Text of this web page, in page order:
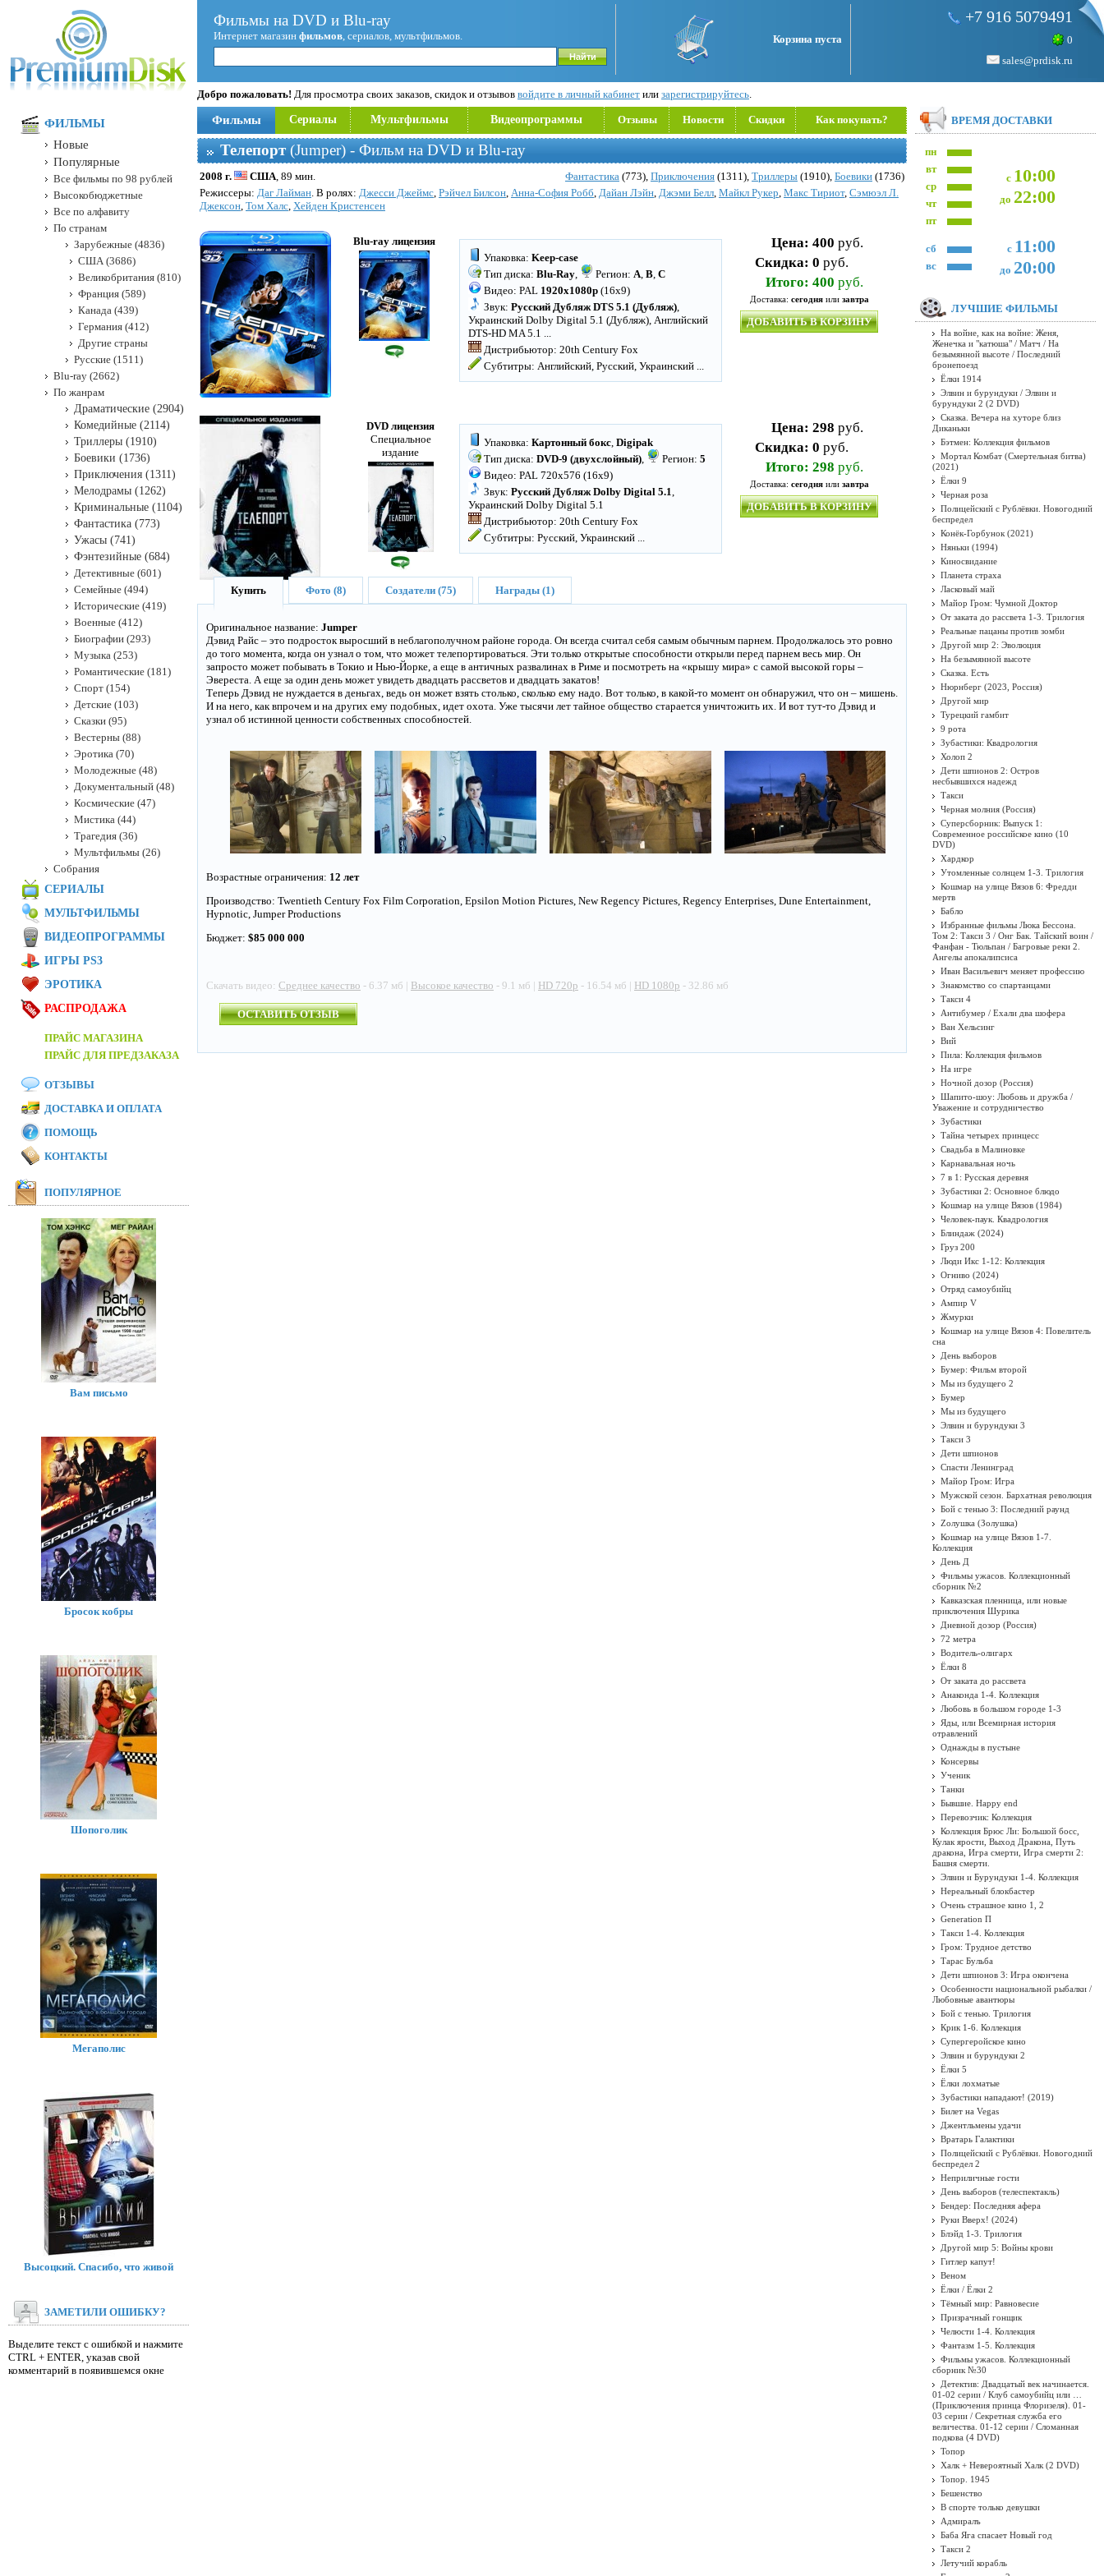
Фильмы на DVD и Blu-ray
Интернет магазин фильмов, сериалов, мультфильмов. Корзина пуста
+7 916 5079491
0
sales@prdisk.ru
Добро пожаловать! Для просмотра своих заказов, скидок и отзывов войдите в личный кабинет или зарегистрируйтесь.
Фильмы Сериалы Мультфильмы Видеопрограммы Отзывы Новости Скидки Как покупать?
Телепорт(Jumper) - Фильм на DVD и Blu-ray
2008 г. США, 89 мин. Фантастика (773), Приключения (1311), Триллеры (1910), Боевики (1736)
Режисcеры: Даг Лайман. В ролях: Джесси Джеймс, Рэйчел Билсон, Анна-Cофия Робб, Дайан Лэйн, Джэми Белл, Майкл Рукер, Макс Тириот, Сэмюэл Л.
Джексон, Том Халс, Хейден Кристенсен
Blu-ray лицензия
Упаковка: Keep-case
Тип диска: Blu-Ray, Регион: A, B, C
Видео: PAL 1920x1080p (16x9)
Звук: Русский Дубляж DTS 5.1 (Дубляж),
Украинский Dolby Digital 5.1 (Дубляж), Английский
DTS-HD MA 5.1 ...
Дистрибьютор: 20th Century Fox
Субтитры: Английский, Русский, Украинский ...
Цена: 400 руб.
Скидка: 0 руб.
Итого: 400 руб.
Доставка: сегодняили завтра
ДОБАВИТЬ В КОРЗИНУ
DVD лицензия
Специальное
издание
Упаковка: Картонный бокс, Digipak
Тип диска: DVD-9 (двухслойный), Регион: 5
Видео: PAL 720x576 (16x9)
Звук: Русский Дубляж Dolby Digital 5.1,
Украинский Dolby Digital 5.1
Дистрибьютор: 20th Century Fox
Субтитры: Русский, Украинский ...
Цена: 298 руб.
Скидка: 0 руб.
Итого: 298 руб.
Доставка: сегодняили завтра
ДОБАВИТЬ В КОРЗИНУ
Купить Фото (8) Создатели (75) Награды (1)
Оригинальное название: Jumper
Дэвид Райс – это подросток выросший в неблагополучном районе города. Он всегда считал себя самым обычным парнем. Продолжалось это ровно
до того момента, когда он узнал о том, что может телепортироваться. Эти только открытые способности открыли перед парнем весь мир. Он
запросто может побывать в Токио и Нью-Йорке, а еще в античных развалинах в Риме и посмотреть на «крышу мира» с самой высокой горы –
Эвереста. А еще за один день может увидеть двадцать рассветов и двадцать закатов!
Теперь Дэвид не нуждается в деньгах, ведь он может взять столько, сколько ему надо. Вот только, в какой-то момент он обнаружил, что он – мишень.
И на него, как впрочем и на других ему подобных, идет охота. Уже тысячи лет тайное общество старается уничтожить их. И вот тут-то Дэвид и
узнал об истинной ценности собственных способностей.
Возрастные ограничения: 12 лет
Производство: Twentieth Century Fox Film Corporation, Epsilon Motion Pictures, New Regency Pictures, Regency Enterprises, Dune Entertainment,
Hypnotic, Jumper Productions
Бюджет: $85 000 000
Скачать видео: Среднее качество - 6.37 мб | Высокое качество - 9.1 мб | HD 720p - 16.54 мб | HD 1080p - 32.86 мб
ОСТАВИТЬ ОТЗЫВ
ФИЛЬМЫ
Новые
Популярные
Все фильмы по 98 рублей
Высокобюджетные
Все по алфавиту
По странам
Зарубежные (4836)
США (3686)
Великобритания (810)
Франция (589)
Канада (439)
Германия (412)
Другие страны
Русские (1511)
Blu-ray (2662)
По жанрам
Драматические (2904)
Комедийные (2114)
Триллеры (1910)
Боевики (1736)
Приключения (1311)
Мелодрамы (1262)
Криминальные (1104)
Фантастика (773)
Ужасы (741)
Фэнтезийные (684)
Детективные (601)
Семейные (494)
Исторические (419)
Военные (412)
Биографии (293)
Музыка (253)
Романтические (181)
Спорт (154)
Детские (103)
Сказки (95)
Вестерны (88)
Эротика (70)
Молодежные (48)
Документальный (48)
Космические (47)
Мистика (44)
Трагедия (36)
Мультфильмы (26)
Собрания
СЕРИАЛЫ
МУЛЬТФИЛЬМЫ
ВИДЕОПРОГРАММЫ
ИГРЫ PS3
ЭРОТИКА
РАСПРОДАЖА
ПРАЙС МАГАЗИНА
ПРАЙС ДЛЯ ПРЕДЗАКАЗА
ОТЗЫВЫ
ДОСТАВКА И ОПЛАТА
ПОМОЩЬ
КОНТАКТЫ
ПОПУЛЯРНОЕ
Вам письмо
Бросок кобры
Шопоголик
Мегаполис
Высоцкий. Спасибо, что живой
ЗАМЕТИЛИ ОШИБКУ?
Выделите текст с ошибкой и нажмите
CTRL + ENTER, указав свой
комментарий в появившемся окне
ВРЕМЯ ДОСТАВКИ
пн
с 10:00
до 22:00
вт
ср
чт
пт
с 11:00
до 20:00
сб
вс
ЛУЧШИЕ ФИЛЬМЫ
На войне, как на войне: Женя,
Женечка и "катюша" / Матч / На
безымянной высоте / Последний
бронепоезд
Ёлки 1914
Элвин и бурундуки / Элвин и
бурундуки 2 (2 DVD)
Сказка. Вечера на хуторе близ
Диканьки
Бэтмен: Коллекция фильмов
Мортал Комбат (Смертельная битва)
(2021)
Ёлки 9
Черная роза
Полицейский с Рублёвки. Новогодний
беспредел
Конёк-Горбунок (2021)
Няньки (1994)
Киносвидание
Планета страха
Ласковый май
Майор Гром: Чумной Доктор
От заката до рассвета 1-3. Трилогия
Реальные пацаны против зомби
Другой мир 2: Эволюция
На безымянной высоте
Сказка. Есть
Нюрнберг (2023, Россия)
Другой мир
Турецкий гамбит
9 рота
Зубастики: Квадрология
Холоп 2
Дети шпионов 2: Остров
несбывшихся надежд
Такси
Черная молния (Россия)
Суперсборник: Выпуск 1:
Современное российское кино (10
DVD)
Хардкор
Утомленные солнцем 1-3. Трилогия
Кошмар на улице Вязов 6: Фредди
мертв
Бабло
Избранные фильмы Люка Бессона.
Том 2: Такси 3 / Онг Бак. Тайский воин /
Фанфан - Тюльпан / Багровые реки 2.
Ангелы апокалипсиса
Иван Васильевич меняет профессию
Знакомство со спартанцами
Такси 4
Антибумер / Ехали два шофера
Ван Хельсинг
Вий
Пила: Коллекция фильмов
На игре
Ночной дозор (Россия)
Шапито-шоу: Любовь и дружба /
Уважение и сотрудничество
Зубастики
Тайна четырех принцесс
Свадьба в Малиновке
Карнавальная ночь
7 в 1: Русская деревня
Зубастики 2: Основное блюдо
Кошмар на улице Вязов (1984)
Человек-паук. Квадрология
Блиндаж (2024)
Груз 200
Люди Икс 1-12: Коллекция
Огниво (2024)
Отряд самоубийц
Ампир V
Жмурки
Кошмар на улице Вязов 4: Повелитель
сна
День выборов
Бумер: Фильм второй
Мы из будущего 2
Бумер
Мы из будущего
Элвин и бурундуки 3
Такси 3
Дети шпионов
Спасти Ленинград
Майор Гром: Игра
Мужской сезон. Бархатная революция
Бой с тенью 3: Последний раунд
Zолушка (Золушка)
Кошмар на улице Вязов 1-7.
Коллекция
День Д
Фильмы ужасов. Коллекционный
сборник №2
Кавказская пленница, или новые
приключения Шурика
Дневной дозор (Россия)
72 метра
Водитель-олигарх
Ёлки 8
От заката до рассвета
Анаконда 1-4. Коллекция
Любовь в большом городе 1-3
Яды, или Всемирная история
отравлений
Однажды в пустыне
Консервы
Ученик
Танки
Бывшие. Happy end
Перевозчик: Коллекция
Коллекция Брюс Ли: Большой босс,
Кулак ярости, Выход Дракона, Путь
дракона, Игра смерти, Игра смерти 2:
Башня смерти.
Элвин и Бурундуки 1-4. Коллекция
Нереальный блокбастер
Очень страшное кино 1, 2
Generation П
Такси 1-4. Коллекция
Гром: Трудное детство
Тарас Бульба
Дети шпионов 3: Игра окончена
Особенности национальной рыбалки /
Любовные авантюры
Бой с тенью. Трилогия
Крик 1-6. Коллекция
Супергеройское кино
Элвин и бурундуки 2
Ёлки 5
Ёлки лохматые
Зубастики нападают! (2019)
Билет на Vegas
Джентльмены удачи
Вратарь Галактики
Полицейский с Рублёвки. Новогодний
беспредел 2
Неприличные гости
День выборов (телеспектакль)
Бендер: Последняя афера
Руки Вверх! (2024)
Блэйд 1-3. Трилогия
Другой мир 5: Войны крови
Гитлер капут!
Веном
Ёлки / Ёлки 2
Тёмный мир: Равновесие
Призрачный гонщик
Челюсти 1-4. Коллекция
Фантазм 1-5. Коллекция
Фильмы ужасов. Коллекционный
сборник №30
Детектив: Двадцатый век начинается.
01-02 серии / Клуб самоубийц или …
(Приключения принца Флоризеля). 01-
03 серии / Секретная служба его
величества. 01-12 серии / Сломанная
подкова (4 DVD)
Топор
Халк + Невероятный Халк (2 DVD)
Топор. 1945
Бешенство
В спорте только девушки
Адмиралъ
Баба Яга спасает Новый год
Такси 2
Летучий корабль